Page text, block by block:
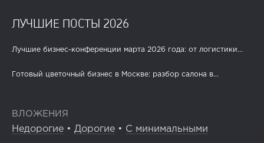
ЛУЧШИЕ ПОСТЫ 2026
Лучшие бизнес-конференции марта 2026 года: от логистики...
Готовый цветочный бизнес в Москве: разбор салона в...
ВЛОЖЕНИЯ
Недорогие • Дорогие • С минимальными